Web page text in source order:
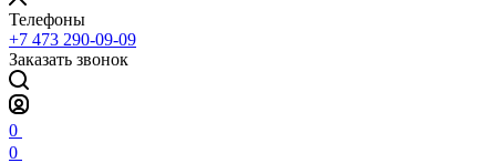
Телефоны
+7 473 290-09-09
Заказать звонок
0
0